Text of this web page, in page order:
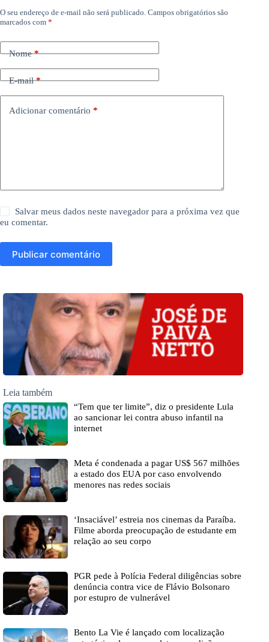
O seu endereço de e-mail não será publicado. Campos obrigatórios são
marcados com *
Nome*
E-mail*
Adicionar comentário *
Salvar meus dados neste navegador para a próxima vez que
eu comentar.
Publicar comentário
Leia também
“Tem que ter limite”, diz o presidente Lula
ao sancionar lei contra abuso infantil na
internet
Meta é condenada a pagar US$ 567 milhões
a estado dos EUA por caso envolvendo
menores nas redes sociais
‘Insaciável’ estreia nos cinemas da Paraíba.
Filme aborda preocupação de estudante em
relação ao seu corpo
PGR pede à Polícia Federal diligências sobre
denúncia contra vice de Flávio Bolsonaro
por estupro de vulnerável
Bento La Vie é lançado com localização